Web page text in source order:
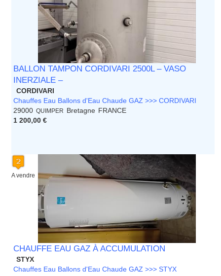
Mayotte
Midi Pyrenees - Espagne -
Portugal
Nord Pas de Calais - Belgique -
Pays Bas
Pays de la Loire
Picardie
Poitou Charentes
Principauté de Monaco
Provence Alpes Cote d'Azur -
Italie
Rhone Alpes
BALLON TAMPON CORDIVARI 2500L – VASO
INERZIALE –
CORDIVARI
Chauffes Eau Ballons d'Eau Chaude GAZ >>> CORDIVARI
29000 QUIMPER Bretagne FRANCE
1 200,00 €
A vendre
CHAUFFE EAU GAZ À ACCUMULATION
STYX
Chauffes Eau Ballons d'Eau Chaude GAZ >>> STYX